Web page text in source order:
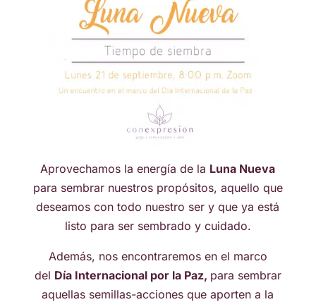
Aprovechamos la energía de la Luna Nueva
para sembrar nuestros propósitos, aquello que
deseamos con todo nuestro ser y que ya está
listo para ser sembrado y cuidado.
Además, nos encontraremos en el marco
del Día Internacional por la Paz, para sembrar
aquellas semillas-acciones que aporten a la